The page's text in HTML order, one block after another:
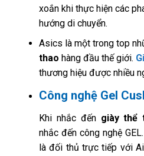
xoắn khi thực hiện các
hướng di chuyển.
Asics là một trong top
thao hàng đầu thế giới.
thương hiệu được nhiều
Công nghệ Gel
Khi nhắc đến giày thể
nhắc đến công nghệ
là đối thủ trực tiếp với